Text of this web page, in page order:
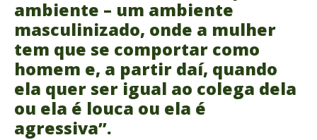
ambiente – um ambiente
masculinizado, onde a mulher
tem que se comportar como
homem e, a partir daí, quando
ela quer ser igual ao colega dela
ou ela é louca ou ela é
agressiva”.